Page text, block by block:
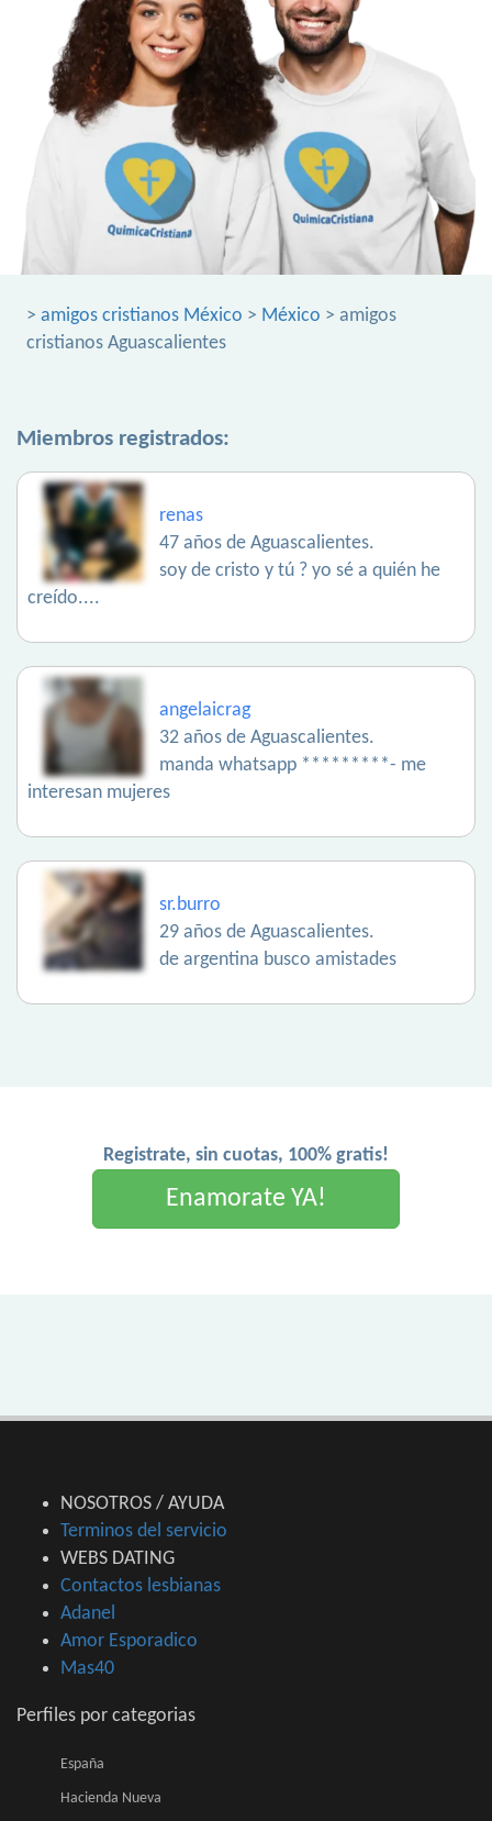
> amigos cristianos México > México > amigos
cristianos Aguascalientes
Miembros registrados:
renas
47 años de Aguascalientes.
soy de cristo y tú ? yo sé a quién he
creído....
angelaicrag
32 años de Aguascalientes.
manda whatsapp *********- me
interesan mujeres
sr.burro
29 años de Aguascalientes.
de argentina busco amistades
Registrate, sin cuotas, 100% gratis!
Enamorate YA!
NOSOTROS / AYUDA
Terminos del servicio
WEBS DATING
Contactos lesbianas
Adanel
Amor Esporadico
Mas40
Perfiles por categorias
España
Hacienda Nueva